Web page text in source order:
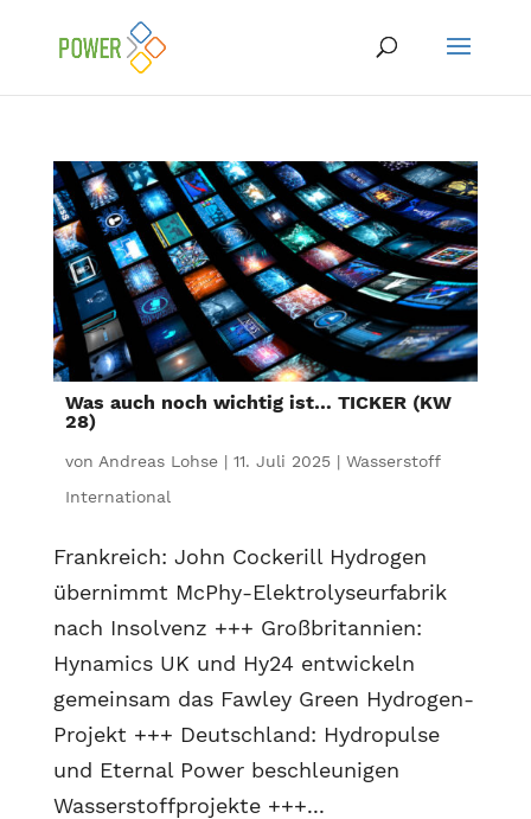
Was auch noch wichtig ist… TICKER (KW
28)
von Andreas Lohse| 11. Juli 2025| Wasserstoff
International
Frankreich: John Cockerill Hydrogen
übernimmt McPhy-Elektrolyseurfabrik
nach Insolvenz +++ Großbritannien:
Hynamics UK und Hy24 entwickeln
gemeinsam das Fawley Green Hydrogen-
Projekt +++ Deutschland: Hydropulse
und Eternal Power beschleunigen
Wasserstoffprojekte +++...